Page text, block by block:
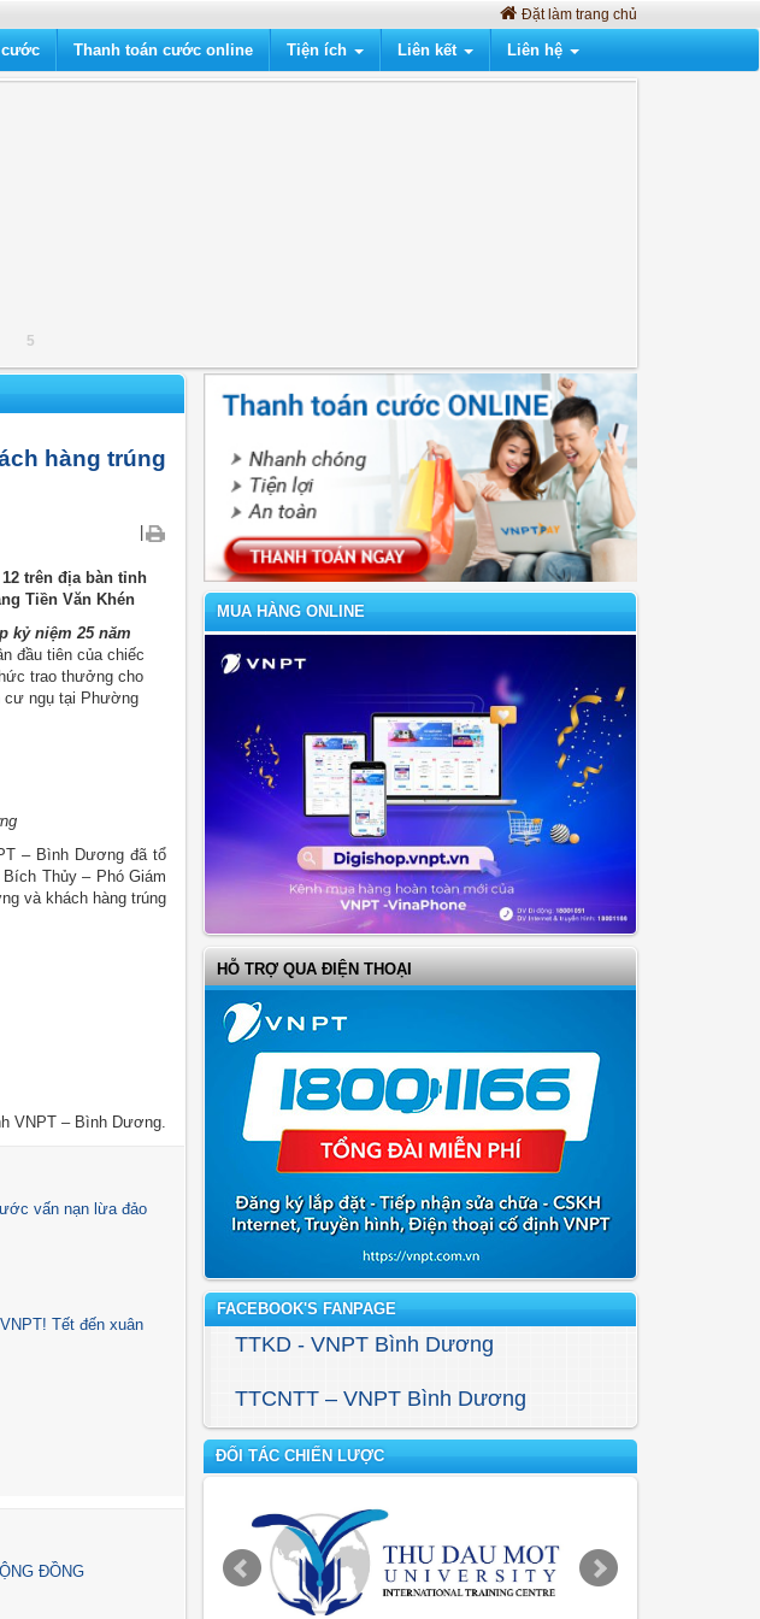
Đặt làm trang chủ
Thanh toán cước online Tiện ích Liên kết Liên hệ
5
hàng trúng
trên địa bàn tỉnh
Tiền Văn Khén
kỷ niệm 25 năm
đầu tiên của chiếc
trao thưởng cho
cư ngụ tại Phường
– Bình Dương đã tổ
Thủy – Phó Giám
và khách hàng trúng
VNPT – Bình Dương.
vấn nạn lừa đảo
Tết đến xuân
ĐỒNG
MUA HÀNG ONLINE
HỖ TRỢ QUA ĐIỆN THOẠI
FACEBOOK'S FANPAGE
TTKD - VNPT Bình Dương
TTCNTT – VNPT Bình Dương
ĐỐI TÁC CHIẾN LƯỢC